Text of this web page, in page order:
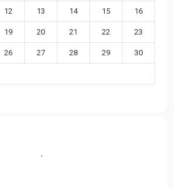
12 13 14 15 16
19 20 21 22 23
26 27 28 29 30
,